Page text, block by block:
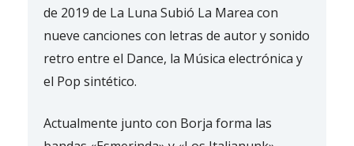
de 2019 de La Luna Subió La Marea con
nueve canciones con letras de autor y sonido
retro entre el Dance, la Música electrónica y
el Pop sintético.
Actualmente junto con Borja forma las